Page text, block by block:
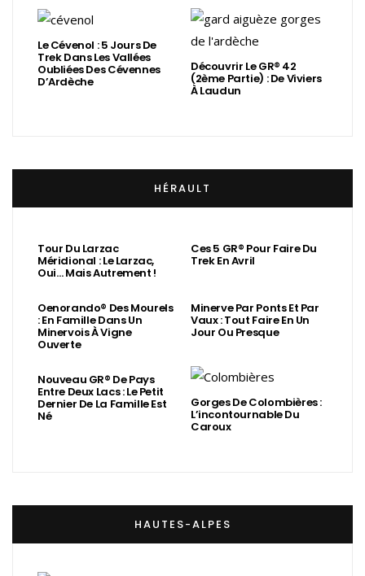
Le Cévenol : 5 Jours De
Trek Dans Les Vallées
Oubliées Des Cévennes
D’Ardèche
Découvrir Le GR® 42
(2ème Partie) : De Viviers
À Laudun
HÉRAULT
Tour Du Larzac
Méridional : Le Larzac,
Oui… Mais Autrement !
Ces 5 GR® Pour Faire Du
Trek En Avril
Oenorando® Des Mourels
: En Famille Dans Un
Minervois À Vigne
Ouverte
Minerve Par Ponts Et Par
Vaux : Tout Faire En Un
Jour Ou Presque
Nouveau GR® De Pays
Entre Deux Lacs : Le Petit
Dernier De La Famille Est
Né
Gorges De Colombières :
L’incontournable Du
Caroux
HAUTES-ALPES